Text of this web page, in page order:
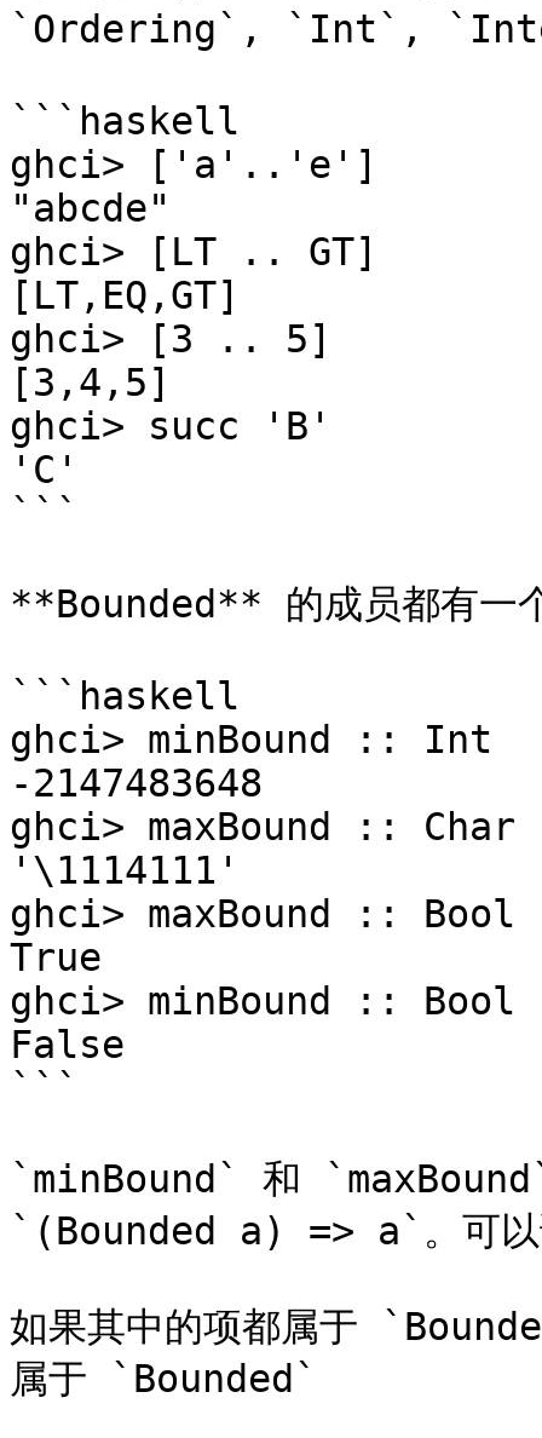
`Ordering`, `Int`,
```haskell
ghci> ['a'..'e']
"abcde"
ghci> [LT .. GT]
[LT,EQ,GT]
ghci> [3 .. 5]
[3,4,5]
ghci> succ 'B'
'C'
```
**Bounded** 的成员都有一
```haskell
ghci> minBound :: Int
-2147483648
ghci> maxBound ::
'\1114111'
ghci> maxBound ::
True
ghci> minBound ::
False
```
`minBound` 和
`(Bounded a) => a`。可以
如果其中的项都属于
属于 `Bounded`